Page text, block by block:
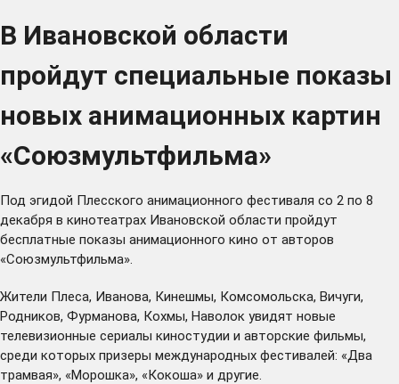
В Ивановской области
пройдут специальные показы
новых анимационных картин
«Союзмультфильма»
Под эгидой Плесского анимационного фестиваля со 2 по 8
декабря в кинотеатрах Ивановской области пройдут
бесплатные показы анимационного кино от авторов
«Союзмультфильма».
Жители Плеса, Иванова, Кинешмы, Комсомольска, Вичуги,
Родников, Фурманова, Кохмы, Наволок увидят новые
телевизионные сериалы киностудии и авторские фильмы,
среди которых призеры международных фестивалей: «Два
трамвая», «Морошка», «Кокоша» и другие.